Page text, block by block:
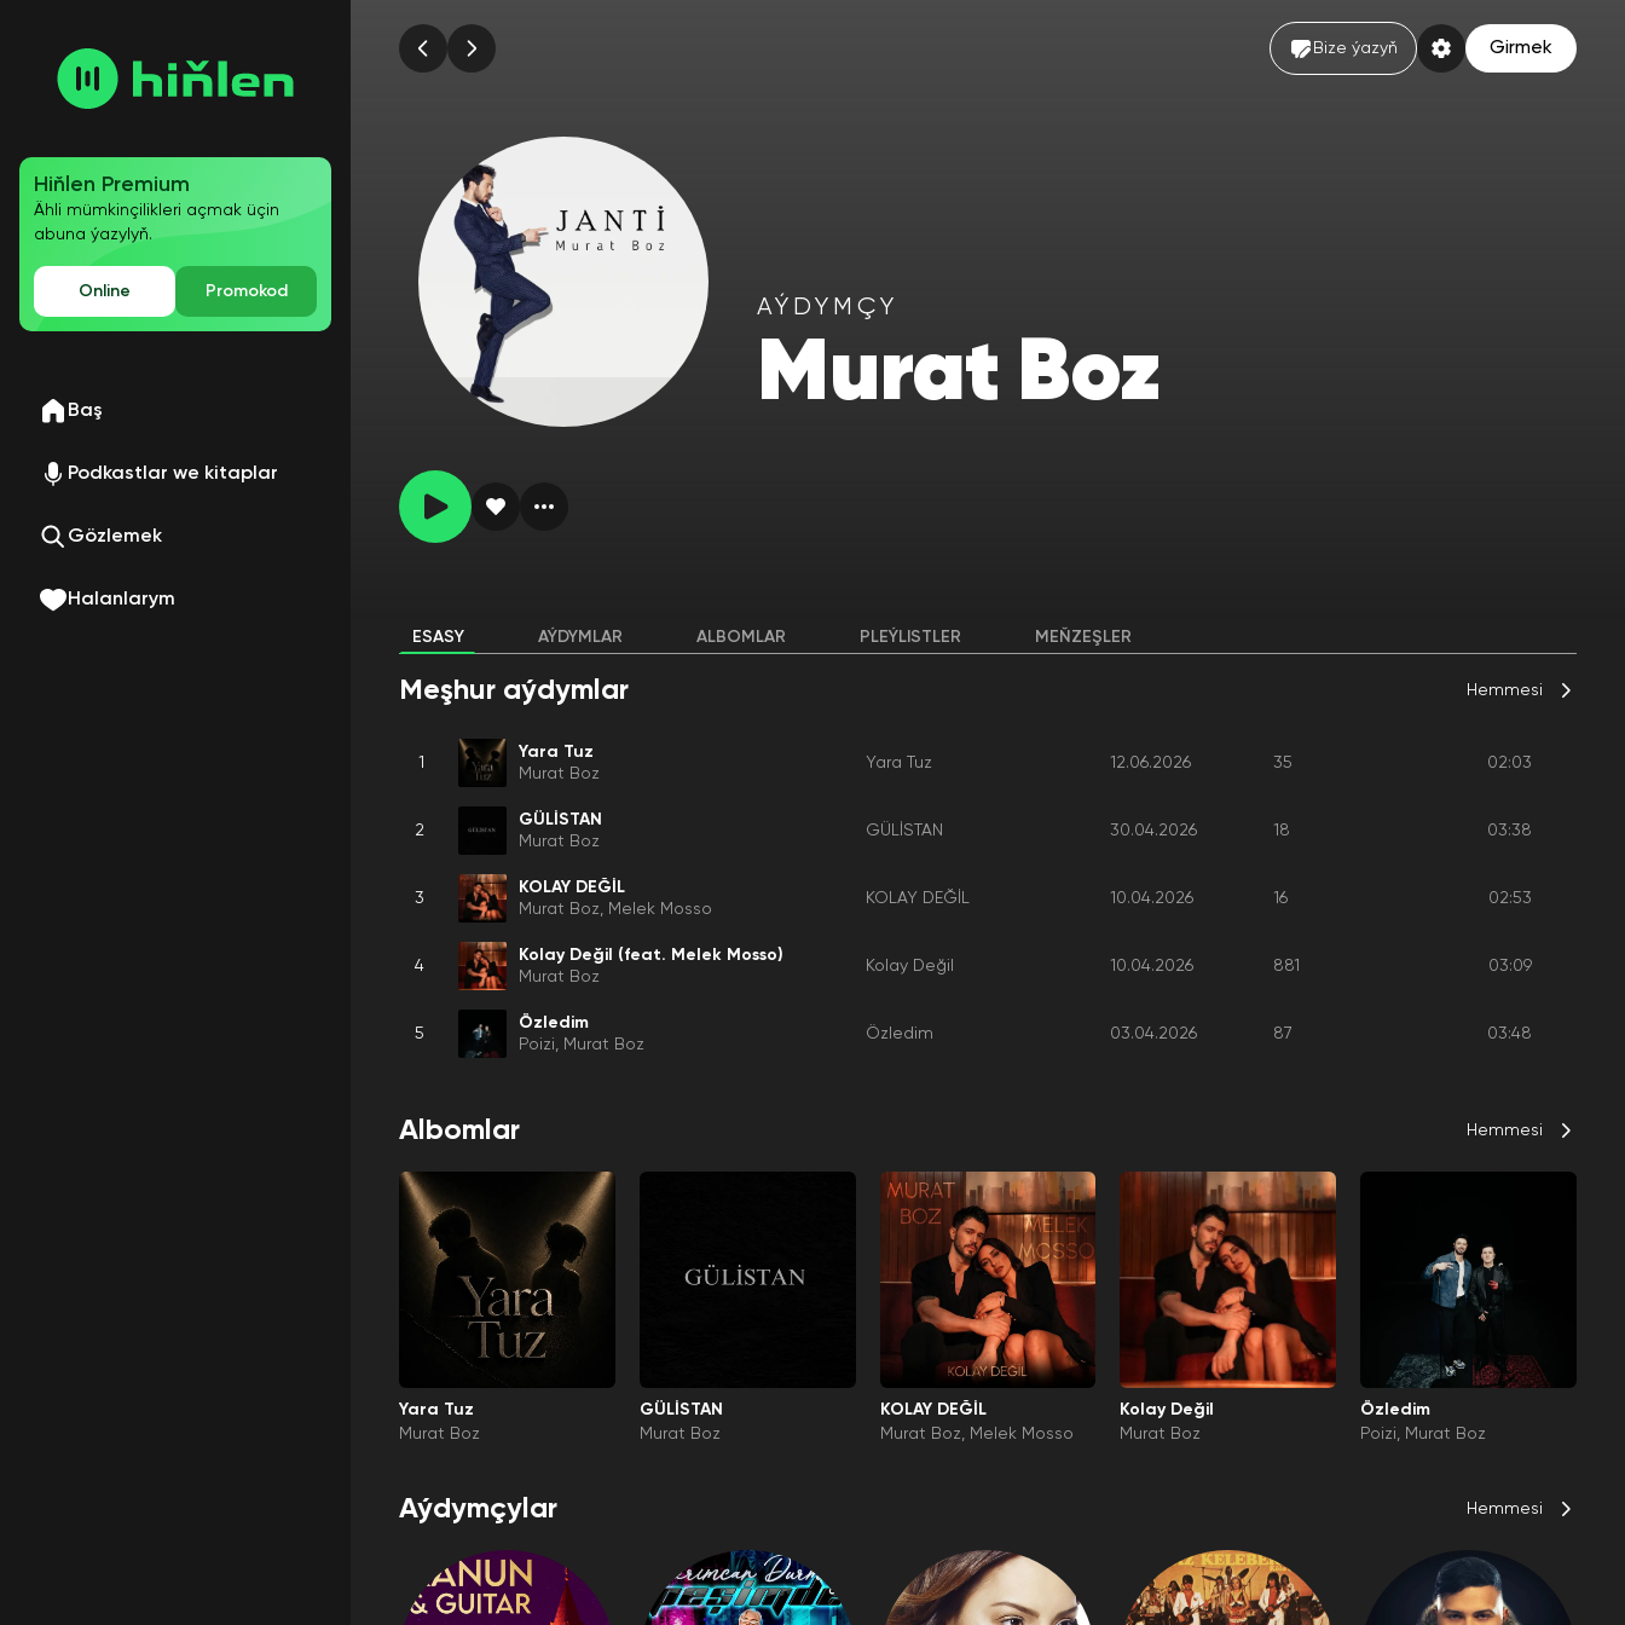
Hiňlen Premium
Ähli mümkinçilikleri açmak üçin
abuna ýazylyň.
Online Promokod
Baş
Podkastlar we kitaplar
Gözlemek
Halanlarym
Bize ýazyň Girmek
AÝDYMÇY
Murat Boz
ESASY AÝDYMLAR ALBOMLAR PLEÝLISTLER MEŇZEŞLER
Meşhur aýdymlar Hemmesi
1
Yara Tuz
Murat Boz
Yara Tuz 12.06.2026 35 02:03
2
GÜLİSTAN
Murat Boz
GÜLİSTAN 30.04.2026 18 03:38
3
KOLAY DEĞİL
Murat Boz
Melek Mosso
KOLAY DEĞİL 10.04.2026 16 02:53
4
Kolay Değil (feat. Melek Mosso)
Murat Boz
Kolay Değil 10.04.2026 881 03:09
5
Özledim
Poizi
Murat Boz
Özledim 03.04.2026 87 03:48
Albomlar Hemmesi
Yara Tuz
Murat Boz
GÜLİSTAN
Murat Boz
KOLAY DEĞİL
Murat Boz
Melek Mosso
Kolay Değil
Murat Boz
Özledim
Poizi
Murat Boz
Aýdymçylar Hemmesi